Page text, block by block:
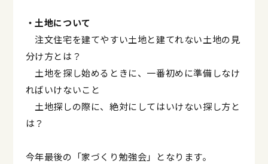
・土地について
注文住宅を建てやすい土地と建てれない土地の見
分け方とは？
土地を探し始めるときに、一番初めに準備しなけ
ればいけないこと
土地探しの際に、絶対にしてはいけない探し方と
は？
今年最後の「家づくり勉強会」となります。